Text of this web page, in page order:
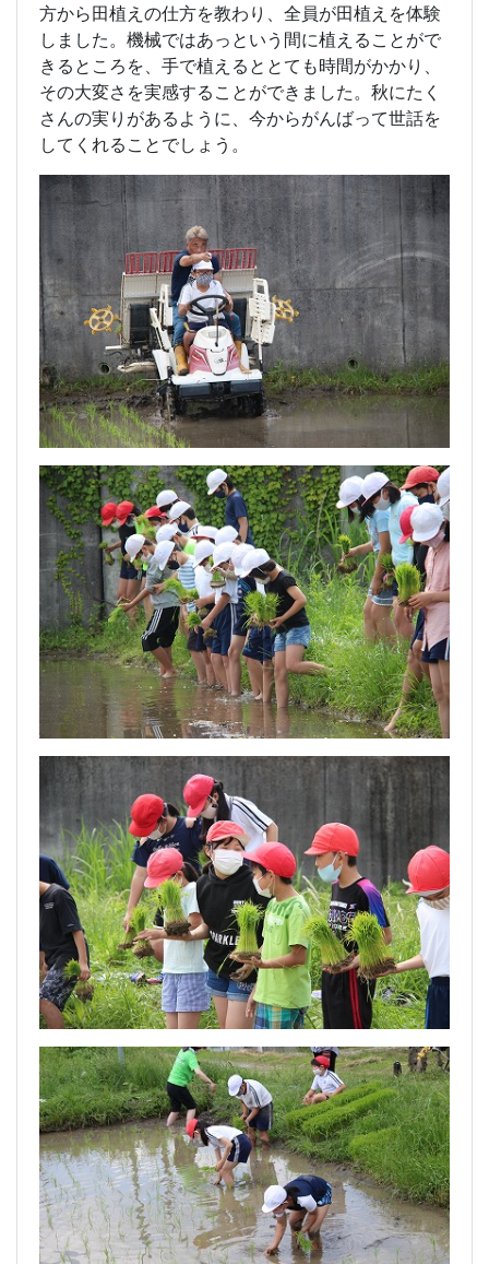
方から田植えの仕方を教わり、全員が田植えを体験
しました。機械ではあっという間に植えることがで
きるところを、手で植えるととても時間がかかり、
その大変さを実感することができました。秋にたく
さんの実りがあるように、今からがんばって世話を
してくれることでしょう。